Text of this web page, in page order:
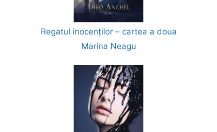
Regatul inocenților – cartea a doua
Marina Neagu